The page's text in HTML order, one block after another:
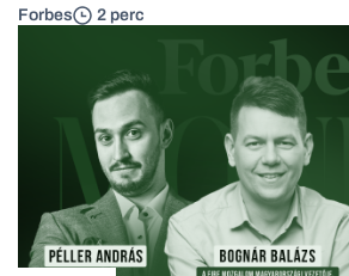
Forbes 2 perc